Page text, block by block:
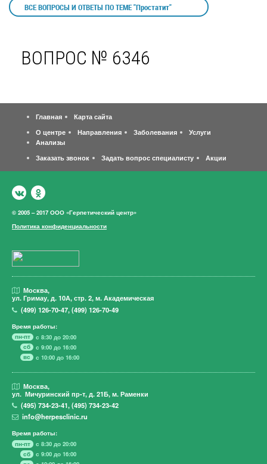
ВСЕ ВОПРОСЫ И ОТВЕТЫ ПО ТЕМЕ "Простатит"
ВОПРОС № 6346
Главная
Карта сайта
О центре
Направления Заболевания
Услуги
Анализы
Заказать звонок
Задать вопрос специалисту Акции
© 2005 – 2017 ООО «Герпетический центр»
Политика конфиденциальности
Москва,
ул. Гримау,д. 10А, стр. 2, м. Академическая
(499)126-70-47,(499)126-70-49
Время работы:
пн-пт
с 8:30 до 20:00
сб
с 9:00 до 16:00
вс
с 10:00 до 16:00
Москва,
ул. Мичуринский пр-т, д. 21Б, м. Раменки
(495)734-23-41,(495)734-23-42
info@herpesclinic.ru
Время работы:
пн-пт
с 8:30 до 20:00
сб
с 9:00 до 16:00